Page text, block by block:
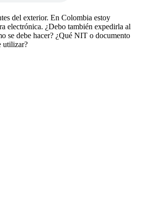
del exterior. En Colombia estoy
electrónica. ¿Debo también expedirla al
se debe hacer? ¿Qué NIT o documento
utilizar?